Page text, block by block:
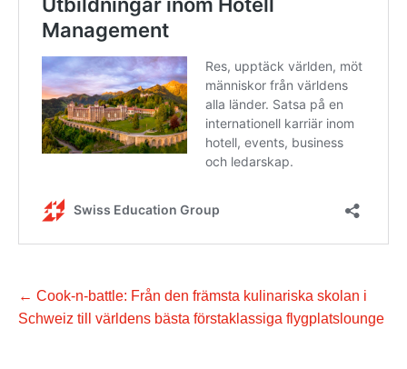
← Cook-n-battle: Från den främsta kulinariska skolan i
Schweiz till världens bästa förstaklassiga flygplatslounge